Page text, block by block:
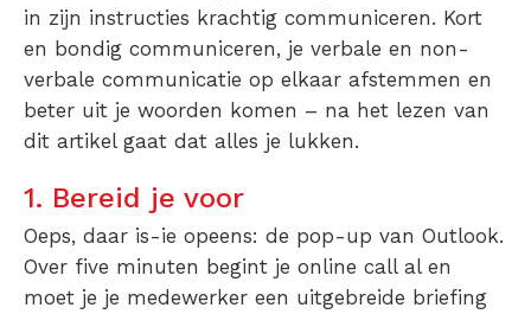
in zijn instructies krachtig communiceren. Kort
en bondig communiceren, je verbale en non-
verbale communicatie op elkaar afstemmen en
beter uit je woorden komen – na het lezen van
dit artikel gaat dat alles je lukken.
1. Bereid je voor
Oeps, daar is-ie opeens: de pop-up van Outlook.
Over five minuten begint je online call al en
moet je je medewerker een uitgebreide briefing